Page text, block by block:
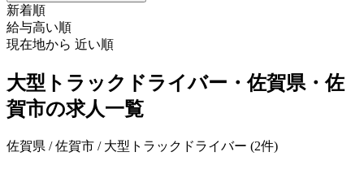
新着順
給与高い順
現在地から 近い順
大型トラックドライバー・佐賀県・佐
賀市の求人一覧
佐賀県 / 佐賀市 / 大型トラックドライバー (2件)